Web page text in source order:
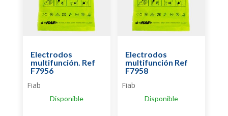
Electrodos
multifunción. Ref
F7956
Fiab
Disponible
Electrodos
multifunción Ref
F7958
Fiab
Disponible